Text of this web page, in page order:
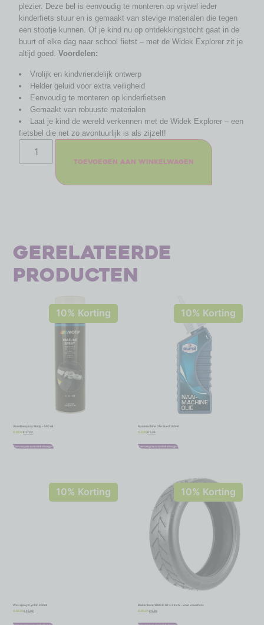
plezier. Deze bel is eenvoudig te monteren op vrijwel ieder
kinderfiets stuur en is gemaakt van stevige materialen die tegen
een stootje kunnen. Of je kind nu op ontdekkingstocht gaat in de
buurt of elke dag naar school fietst – met de Widek Explorer zit je
altijd goed.Voordelen:
Vrolijk en kindvriendelijk ontwerp
Helder geluid voor extra veiligheid
Eenvoudig te monteren op kinderfietsen
Gemaakt van robuuste materialen
Laat je kind de wereld verkennen met de Widek Explorer – een
fietsbel die net zo avontuurlijk is als zijzelf!
Toevoegen aan winkelwagen
Gerelateerde
producten
10% Korting
Vaselinespray Motip – 500 ml
€18,91 € 17,02
Toevoegen aan winkelwagen
10% Korting
Naaimachine Olie Eurol 100ml
€ 5,95 € 5,36
Toevoegen aan winkelwagen
10% Korting
Wet spray Cyclon 250ml
€16,75 € 15,08
10% Korting
Buitenband RMS 8 1/2 x 2 inch – voor vouwfiets
€ 10,95 € 9,86